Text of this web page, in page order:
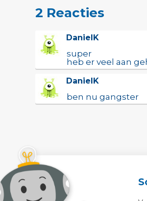
2 Reacties
DanielK
super
heb er veel aan
DanielK
ben nu gangster